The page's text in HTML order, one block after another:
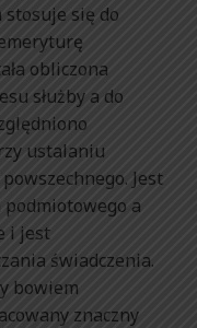
się do
obliczona
służby a do
ustalaniu
Jest
a
i jest
świadczenia.
bowiem
znaczny